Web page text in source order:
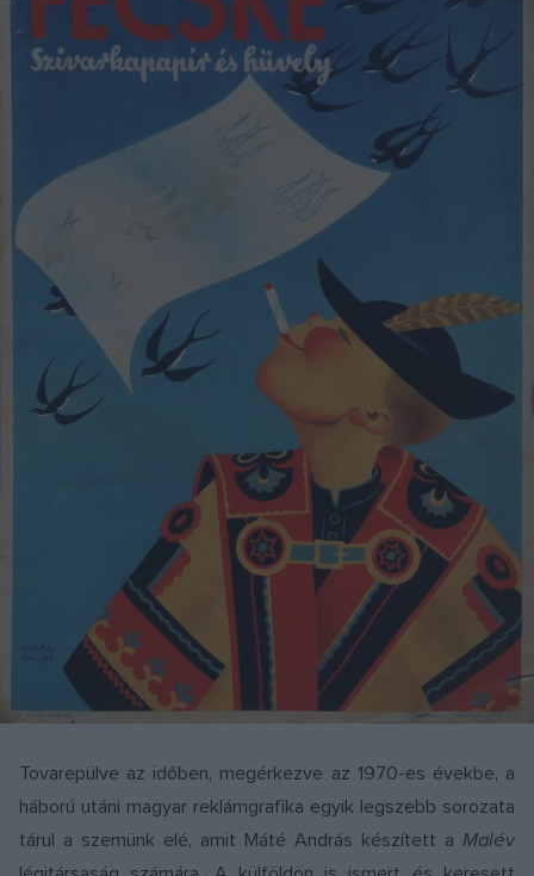
Tovarepülve az időben, megérkezve az 1970-es évekbe, a
háború utáni magyar reklámgrafika egyik legszebb sorozata
tárul a szemünk elé, amit Máté András készített a Malév